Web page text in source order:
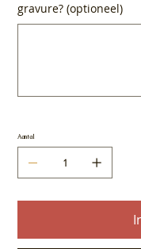
gravure? (optioneel)
Aantal